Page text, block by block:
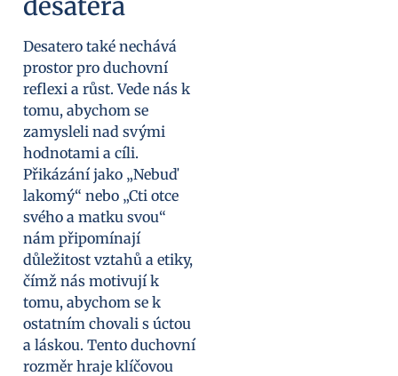
Desatero také nechává
prostor pro duchovní
reflexi a růst. Vede nás k
tomu, abychom se
zamysleli nad svými
hodnotami a cíli.
Přikázání jako „Nebuď
lakomý“ nebo „Cti otce
svého a matku svou“
nám připomínají
důležitost vztahů a etiky,
čímž nás motivují k
tomu, abychom se k
ostatním chovali s úctou
a láskou. Tento duchovní
rozměr hraje klíčovou